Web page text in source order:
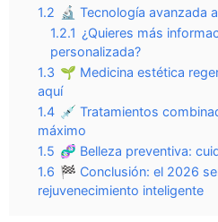
1.2 🔬 Tecnología avanzada
1.2.1 ¿Quieres más
personalizada?
1.3 🌱 Medicina estética
aquí
1.4 💉 Tratamientos
máximo
1.5 🧬 Belleza preventiva:
1.6 🏁 Conclusión: el 2026
rejuvenecimiento inteligente